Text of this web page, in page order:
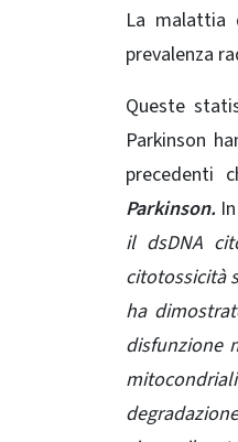
La malattia
prevalenza
Queste
Parkinson
precedenti
Parkinson.
il dsDNA
citotossicità
ha
disfunzione